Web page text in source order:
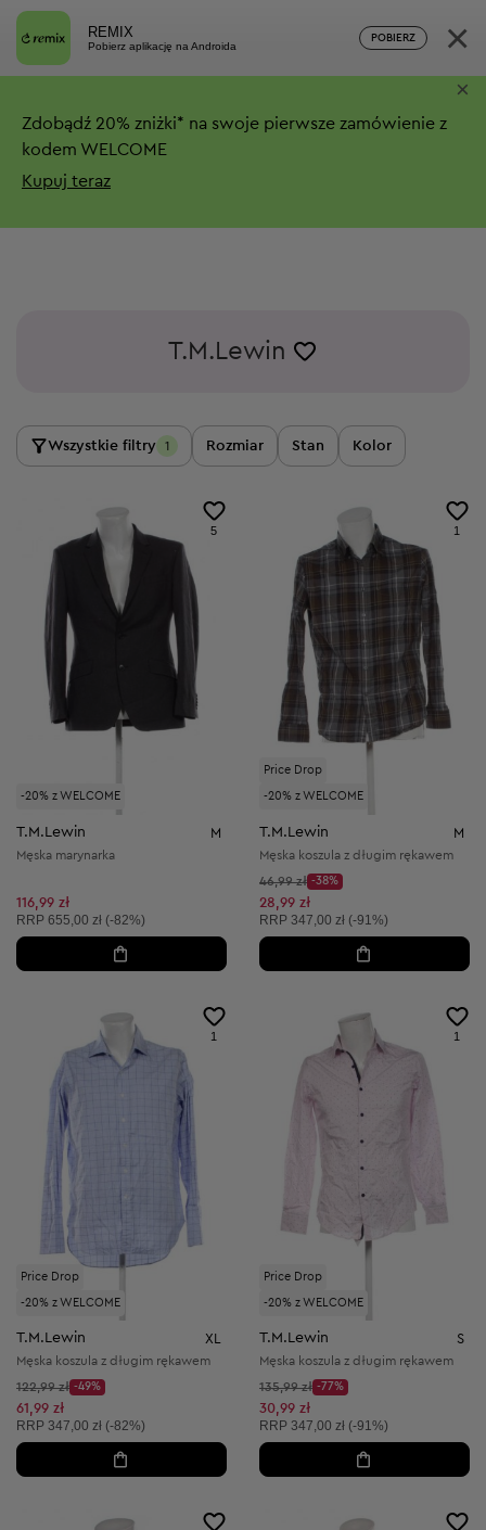
REMIX
Pobierz aplikację na Androida
POBIERZ ×
Zdobądź 20% zniżki* na swoje pierwsze zamówienie z
kodem WELCOME
Kupuj teraz
×
T.M.Lewin
Wszystkie filtry 1 Rozmiar Stan Kolor
-20% z WELCOME
5
T.M.Lewin M
Męska marynarka
116,99 zł
Cena sugerowana:
RRP 655,00 zł (-82%)
Price Drop
-20% z WELCOME
1
T.M.Lewin M
Męska koszula z długim rękawem
Cena początkowa:
46,99 zł
Discount Price:
-38%
Obniżona cena:
28,99 zł
Cena sugerowana:
RRP 347,00 zł (-91%)
Price Drop
-20% z WELCOME
1
T.M.Lewin XL
Męska koszula z długim rękawem
Cena początkowa:
122,99 zł
Discount Price:
-49%
Obniżona cena:
61,99 zł
Cena sugerowana:
RRP 347,00 zł (-82%)
Price Drop
-20% z WELCOME
1
T.M.Lewin S
Męska koszula z długim rękawem
Cena początkowa:
135,99 zł
Discount Price:
-77%
Obniżona cena:
30,99 zł
Cena sugerowana:
RRP 347,00 zł (-91%)